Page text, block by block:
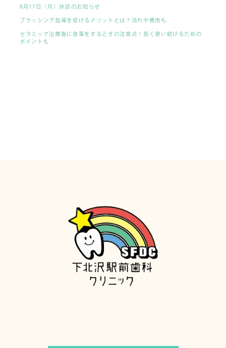
8月17日（月）休診のお知らせ
ブラッシング指導を受けるメリットとは？流れや費用も
セラミック治療後に食事をするときの注意点！長く使い続けるための
ポイントも